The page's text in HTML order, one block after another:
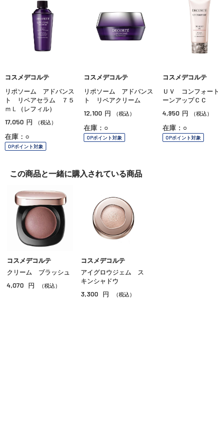
コスメデコルテ
リポソーム アドバンス
ト リペアセラム ７５
ｍＬ（レフィル）
17,050 円 （税込）
在庫：○
OPポイント対象
コスメデコルテ
リポソーム アドバンス
ト リペアクリーム
12,100 円 （税込）
在庫：○
OPポイント対象
コスメデコルテ
ＵＶ コンフォー
ーンアップＣＣ
4,950 円 （税込）
在庫：○
OPポイント対象
この商品と一緒に購入されている商品
コスメデコルテ
クリーム ブラッシュ
4,070 円 （税込）
コスメデコルテ
アイグロウジェム ス
キンシャドウ
3,300 円 （税込）